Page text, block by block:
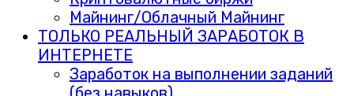
Майнинг/Облачный Майнинг
ТОЛЬКО РЕАЛЬНЫЙ ЗАРАБОТОК В
ИНТЕРНЕТЕ
Заработок на выполнении заданий